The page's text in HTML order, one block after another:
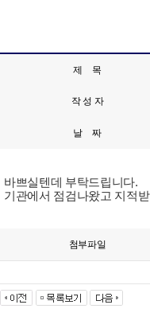
제 목
작 성 자
날 짜
바쁘실텐데 부탁드립니다.
기관에서 점검나왔고 지적
첨부파일